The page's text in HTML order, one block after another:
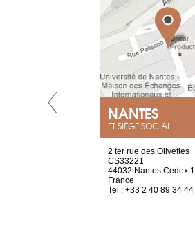
NANTES
ET SIÈGE SOCIAL
2 ter rue des Olivettes
CS33221
44032 Nantes Cedex 1
France
Tel : +33 2 40 89 34 44